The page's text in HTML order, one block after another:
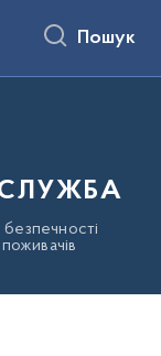
Пошук